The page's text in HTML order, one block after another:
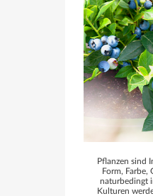
Pflanzen sind
Form, Farbe,
naturbedingt
Kulturen